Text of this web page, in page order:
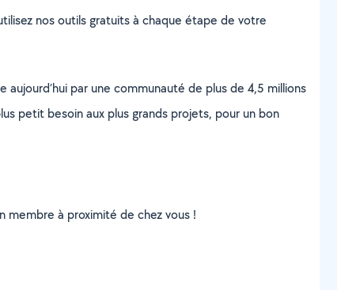
nos outils gratuits à chaque étape de votre
par une communauté de plus de 4,5 millions
petit besoin aux plus grands projets, pour un bon
membre à proximité de chez vous !